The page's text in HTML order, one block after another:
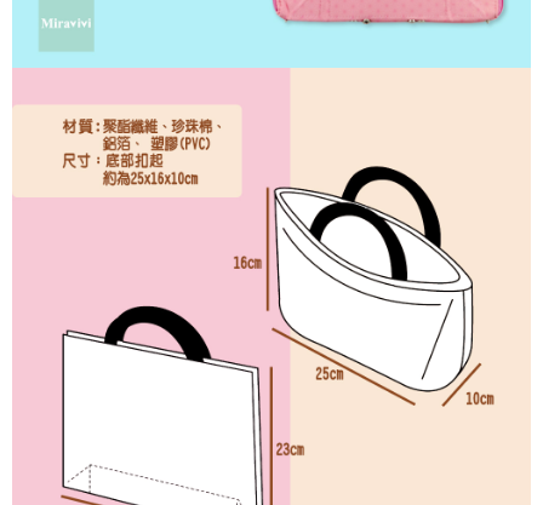
３．未成年的使用者請事先徵得法定代理人或監護人之同意方可使用
「AFTEE先享後付」，若未經同意申辦者引起之損失，本公司不負相關責
任。
請求用戶進行身份認證。
５．嚴禁一人註冊多個帳號或使用他人資訊註冊。若發現惡意使用之情形，
恩沛科技股份有限公司將有權停止該用戶之使用額度並採取法律行動。